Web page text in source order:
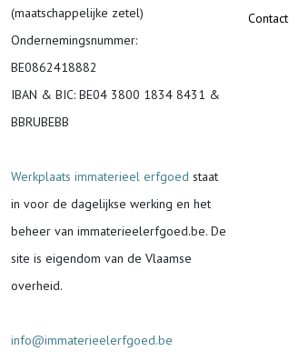
(maatschappelijke zetel)
Ondernemingsnummer:
BE0862418882
IBAN & BIC: BE04 3800 1834 8431 &
BBRUBEBB
Werkplaats immaterieel erfgoed staat
in voor de dagelijkse werking en het
beheer van immaterieelerfgoed.be. De
site is eigendom van de Vlaamse
overheid.
info@immaterieelerfgoed.be
Contact